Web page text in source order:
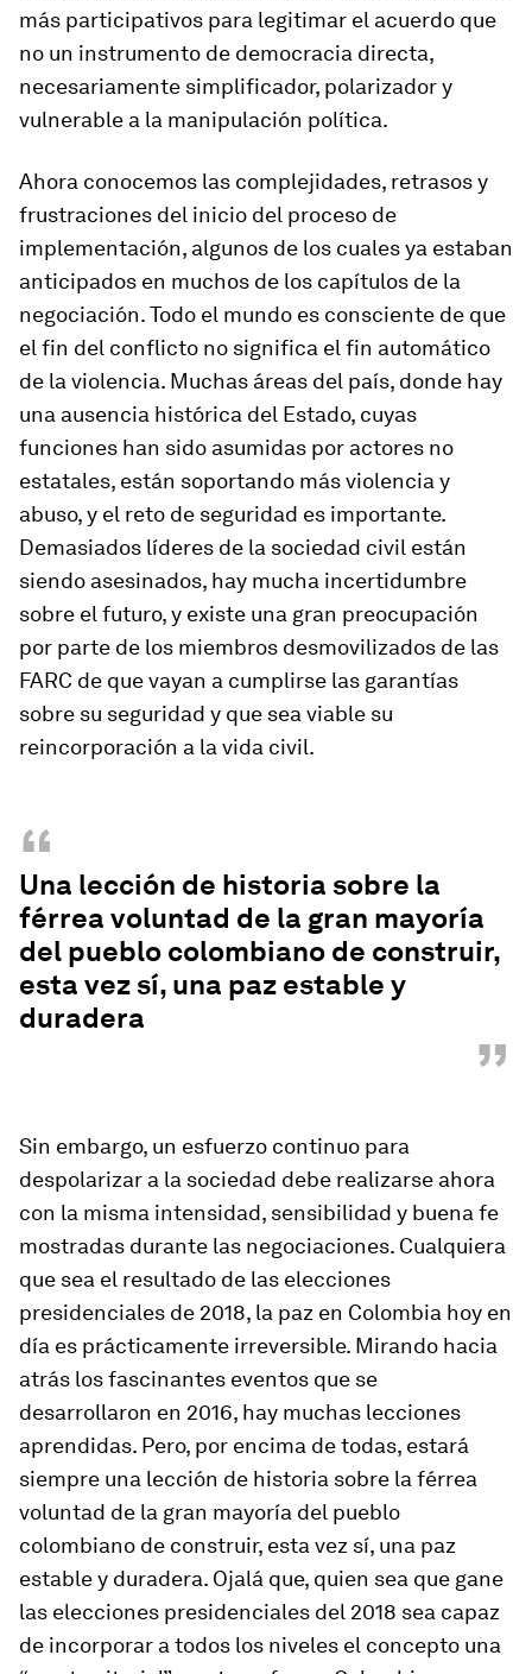
más participativos para legitimar el acuerdo que
no un instrumento de democracia directa,
necesariamente simplificador, polarizador y
vulnerable a la manipulación política.
Ahora conocemos las complejidades, retrasos y
frustraciones del inicio del proceso de
implementación, algunos de los cuales ya estaban
anticipados en muchos de los capítulos de la
negociación. Todo el mundo es consciente de que
el fin del conflicto no significa el fin automático
de la violencia. Muchas áreas del país, donde hay
una ausencia histórica del Estado, cuyas
funciones han sido asumidas por actores no
estatales, están soportando más violencia y
abuso, y el reto de seguridad es importante.
Demasiados líderes de la sociedad civil están
siendo asesinados, hay mucha incertidumbre
sobre el futuro, y existe una gran preocupación
por parte de los miembros desmovilizados de las
FARC de que vayan a cumplirse las garantías
sobre su seguridad y que sea viable su
reincorporación a la vida civil.
“
Una lección de historia sobre la
férrea voluntad de la gran mayoría
del pueblo colombiano de construir,
esta vez sí, una paz estable y
duradera
”
Sin embargo, un esfuerzo continuo para
despolarizar a la sociedad debe realizarse ahora
con la misma intensidad, sensibilidad y buena fe
mostradas durante las negociaciones. Cualquiera
que sea el resultado de las elecciones
presidenciales de 2018, la paz en Colombia hoy en
día es prácticamente irreversible. Mirando hacia
atrás los fascinantes eventos que se
desarrollaron en 2016, hay muchas lecciones
aprendidas. Pero, por encima de todas, estará
siempre una lección de historia sobre la férrea
voluntad de la gran mayoría del pueblo
colombiano de construir, esta vez sí, una paz
estable y duradera. Ojalá que, quien sea que gane
las elecciones presidenciales del 2018 sea capaz
de incorporar a todos los niveles el concepto una